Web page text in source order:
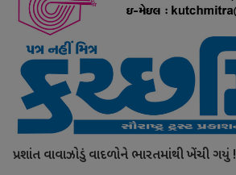
પ્રશાંત વાવાઝોડું વાદળોને ભારતમાંથી ખેંચી ગયું !